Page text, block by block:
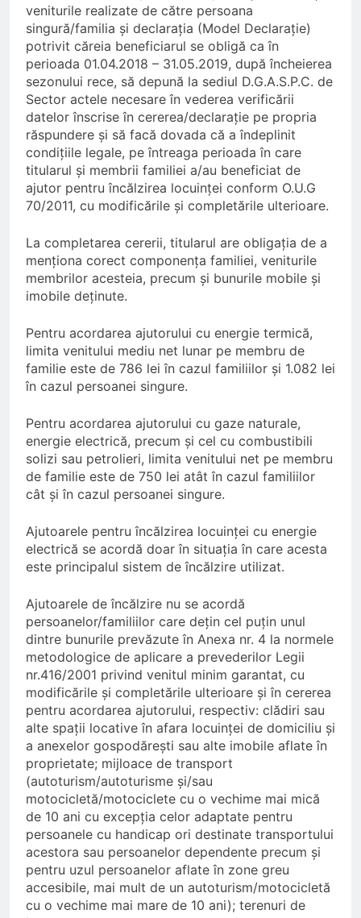
veniturile realizate de către persoana
singură/familia și declarația (Model Declarație)
potrivit căreia beneficiarul se obligă ca în
perioada 01.04.2018 – 31.05.2019, după încheierea
sezonului rece, să depună la sediul D.G.A.S.P.C. de
Sector actele necesare în vederea verificării
datelor înscrise în cererea/declarație pe propria
răspundere și să facă dovada că a îndeplinit
condițiile legale, pe întreaga perioada în care
titularul și membrii familiei a/au beneficiat de
ajutor pentru încălzirea locuinței conform O.U.G
70/2011, cu modificările și completările ulterioare.
La completarea cererii, titularul are obligaţia de a
menţiona corect componenţa familiei, veniturile
membrilor acesteia, precum şi bunurile mobile şi
imobile deţinute.
Pentru acordarea ajutorului cu energie termică,
limita venitului mediu net lunar pe membru de
familie este de 786 lei în cazul familiilor şi 1.082 lei
în cazul persoanei singure.
Pentru acordarea ajutorului cu gaze naturale,
energie electrică, precum şi cel cu combustibili
solizi sau petrolieri, limita venitului net pe membru
de familie este de 750 lei atât în cazul familiilor
cât şi în cazul persoanei singure.
Ajutoarele pentru încălzirea locuinţei cu energie
electrică se acordă doar în situația în care acesta
este principalul sistem de încălzire utilizat.
Ajutoarele de încălzire nu se acordă
persoanelor/familiilor care deţin cel puţin unul
dintre bunurile prevăzute în Anexa nr. 4 la normele
metodologice de aplicare a prevederilor Legii
nr.416/2001 privind venitul minim garantat, cu
modificările şi completările ulterioare şi în cererea
pentru acordarea ajutorului, respectiv: clădiri sau
alte spaţii locative în afara locuinţei de domiciliu şi
a anexelor gospodăreşti sau alte imobile aflate în
proprietate; mijloace de transport
(autoturism/autoturisme şi/sau
motocicletă/motociclete cu o vechime mai mică
de 10 ani cu excepţia celor adaptate pentru
persoanele cu handicap ori destinate transportului
acestora sau persoanelor dependente precum şi
pentru uzul persoanelor aflate în zone greu
accesibile, mai mult de un autoturism/motocicletă
cu o vechime mai mare de 10 ani); terenuri de